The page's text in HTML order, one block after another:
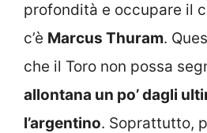
profondità e occupare il
c’è Marcus Thuram.
che il Toro non possa
allontana un po’ dagli
l’argentino. Soprattutto,